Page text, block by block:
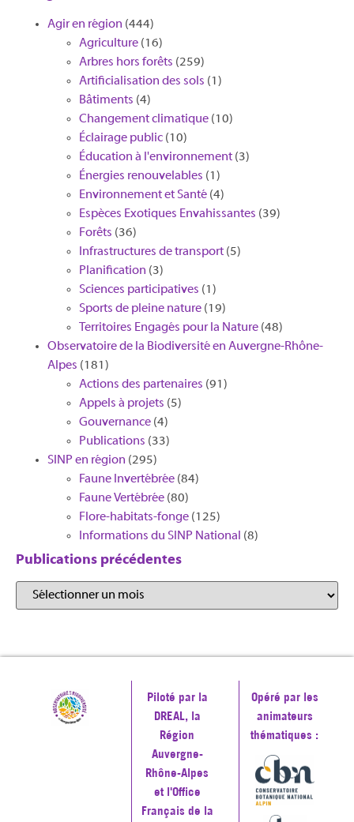
Agir en région (444)
Agriculture (16)
Arbres hors forêts (259)
Artificialisation des sols (1)
Bâtiments (4)
Changement climatique (10)
Éclairage public (10)
Éducation à l'environnement (3)
Énergies renouvelables (1)
Environnement et Santé (4)
Espèces Exotiques Envahissantes (39)
Forêts (36)
Infrastructures de transport (5)
Planification (3)
Sciences participatives (1)
Sports de pleine nature (19)
Territoires Engagés pour la Nature (48)
Observatoire de la Biodiversité en Auvergne-Rhône-
Alpes (181)
Actions des partenaires (91)
Appels à projets (5)
Gouvernance (4)
Publications (33)
SINP en région (295)
Faune Invertébrée (84)
Faune Vertébrée (80)
Flore-habitats-fonge (125)
Informations du SINP National (8)
Publications précédentes
Piloté par la
DREAL, la
Région
Auvergne-
Rhône-Alpes
et l'Office
Français de la
Opéré par les
animateurs
thématiques :